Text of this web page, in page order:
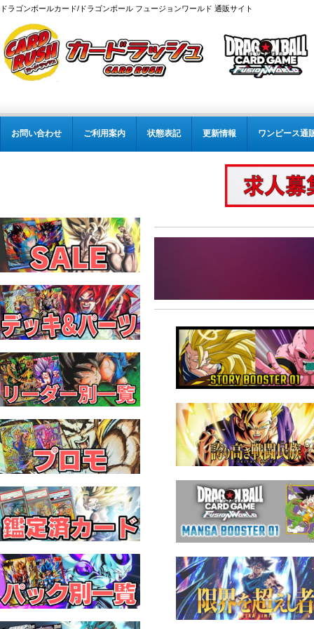
ドラゴンボールカード/ドラゴンボール フュージョンワールド 通販サイト
お問い合わせ ご利用案内 状態表記 更新情報 ワンピース通